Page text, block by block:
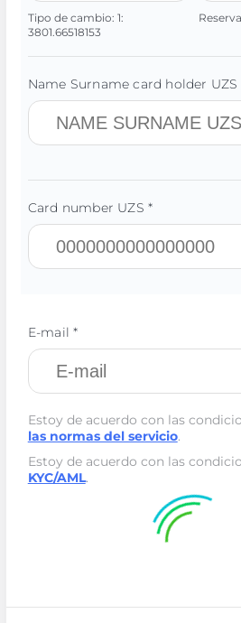
Tipo de cambio: 1:
3801.66518153
Name Surname card holder UZS
Card number UZS *
E-mail *
Estoy de acuerdo con las
las normas del servicio.
Estoy de acuerdo con las
KYC/AML.